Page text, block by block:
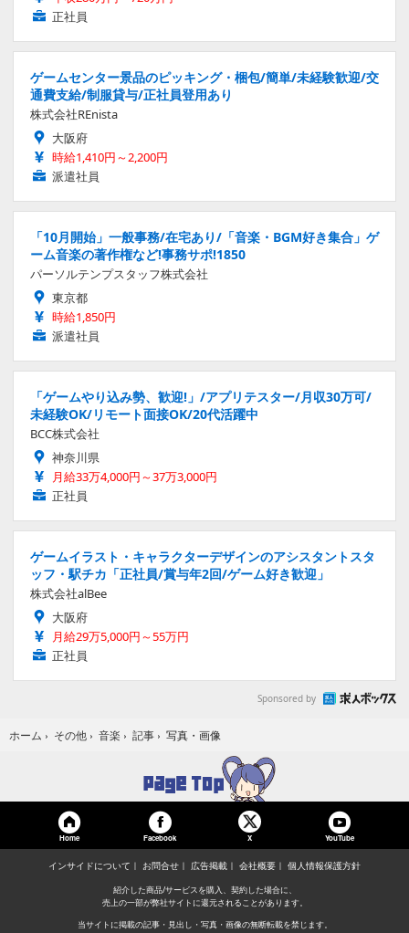
正社員
ゲームセンター景品のピッキング・梱包/簡単/未経験歓迎/交
通費支給/制服貸与/正社員登用あり
株式会社REnista
大阪府
時給1,410円～2,200円
派遣社員
「10月開始」一般事務/在宅あり/「音楽・BGM好き集合」ゲ
ーム音楽の著作権など!事務サポ!1850
パーソルテンプスタッフ株式会社
東京都
時給1,850円
派遣社員
「ゲームやり込み勢、歓迎!」/アプリテスター/月収30万可/
未経験OK/リモート面接OK/20代活躍中
BCC株式会社
神奈川県
月給33万4,000円～37万3,000円
正社員
ゲームイラスト・キャラクターデザインのアシスタントスタ
ッフ・駅チカ「正社員/賞与年2回/ゲーム好き歓迎」
株式会社alBee
大阪府
月給29万5,000円～55万円
正社員
Sponsored by
ホーム › その他 › 音楽 › 記事 › 写真・画像
Home Facebook X YouTube
インサイドについて お問合せ 広告掲載 会社概要 個人情報保護方針
紹介した商品/サービスを購入、契約した場合に、
売上の一部が弊社サイトに還元されることがあります。
当サイトに掲載の記事・見出し・写真・画像の無断転載を禁じます。